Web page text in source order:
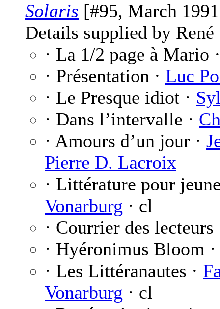
Solaris [#95, March
Details supplied by
· La 1/2 page à Mario
· Présentation · Luc
· Le Presque idiot ·
· Dans l’intervalle ·
· Amours d’un jour ·
Pierre D. Lacroix
· Littérature pour
Vonarburg · cl
· Courrier des lecteurs
· Hyéronimus Bloom
· Les Littéranautes ·
Vonarburg · cl